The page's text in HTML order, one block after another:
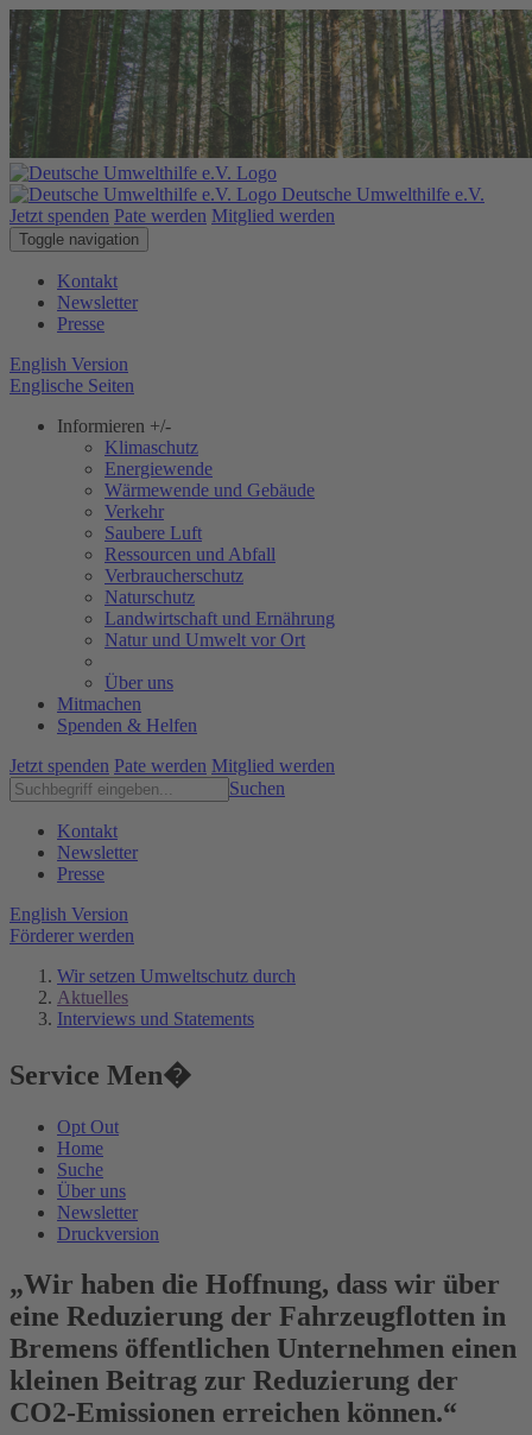
Deutsche Umwelthilfe e.V.
Jetzt spenden Pate werden Mitglied werden
Toggle navigation
Kontakt
Newsletter
Presse
English Version
Englische Seiten
Informieren +/-
Klimaschutz
Energiewende
Wärmewende und Gebäude
Verkehr
Saubere Luft
Ressourcen und Abfall
Verbraucherschutz
Naturschutz
Landwirtschaft und Ernährung
Natur und Umwelt vor Ort
Über uns
Mitmachen
Spenden & Helfen
Jetzt spenden Pate werden Mitglied werden
Suchen
Kontakt
Newsletter
Presse
English Version
Förderer werden
Wir setzen Umweltschutz durch
Aktuelles
Interviews und Statements
Service Men�
Opt Out
Home
Suche
Über uns
Newsletter
Druckversion
„Wir haben die Hoffnung, dass wir über
eine Reduzierung der Fahrzeugflotten in
Bremens öffentlichen Unternehmen einen
kleinen Beitrag zur Reduzierung der
CO2-Emissionen erreichen können.“